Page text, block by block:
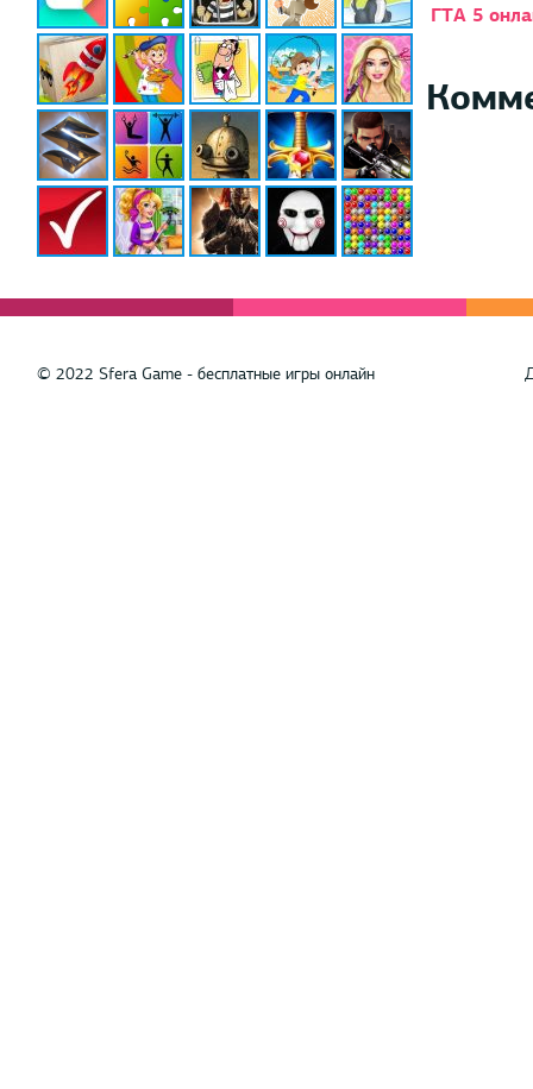
ГТА 5
© 2022 Sfera Game - бесплатные игры онлайн